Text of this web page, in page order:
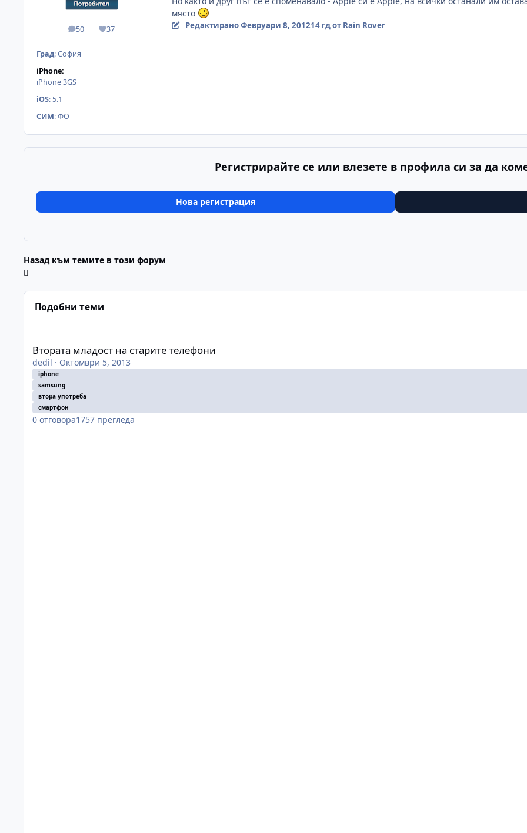
50
мнения 37
Reputation
Град:София
iPhone:
iPhone 3GS
iOS: 5.1
СИМ:ФО
място
РедактираноФевруари 8, 201214 гдот Rain Rover
Регистрирайте се или влезете в профила си за да
Нова регистрация
Назад към темите в този форум
Подобни теми
Втората младост на старите телефони
dedil · Октомври 5, 2013
iphone
samsung
втора употреба
смартфон
0 отговора1757 прегледа